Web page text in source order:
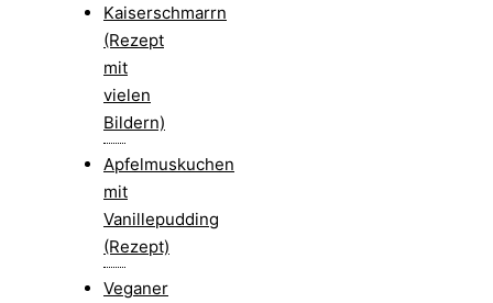
Kaiserschmarrn
(Rezept
mit
vielen
Bildern)
Apfelmuskuchen
mit
Vanillepudding
(Rezept)
Veganer